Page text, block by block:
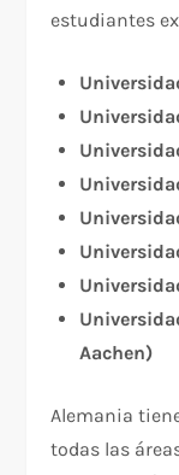
estudiantes
Aachen)
Alemania
todas las